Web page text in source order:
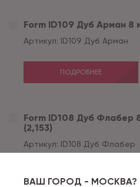
ВАШ ГОРОД - МОСКВА?
Form ID109 Дуб Арман 8
Артикул: ID109 Дуб Арман
ПОДРОБНЕЕ
Form ID108 Дуб Флабер
(2,153)
Артикул: ID108 Дуб Флабер